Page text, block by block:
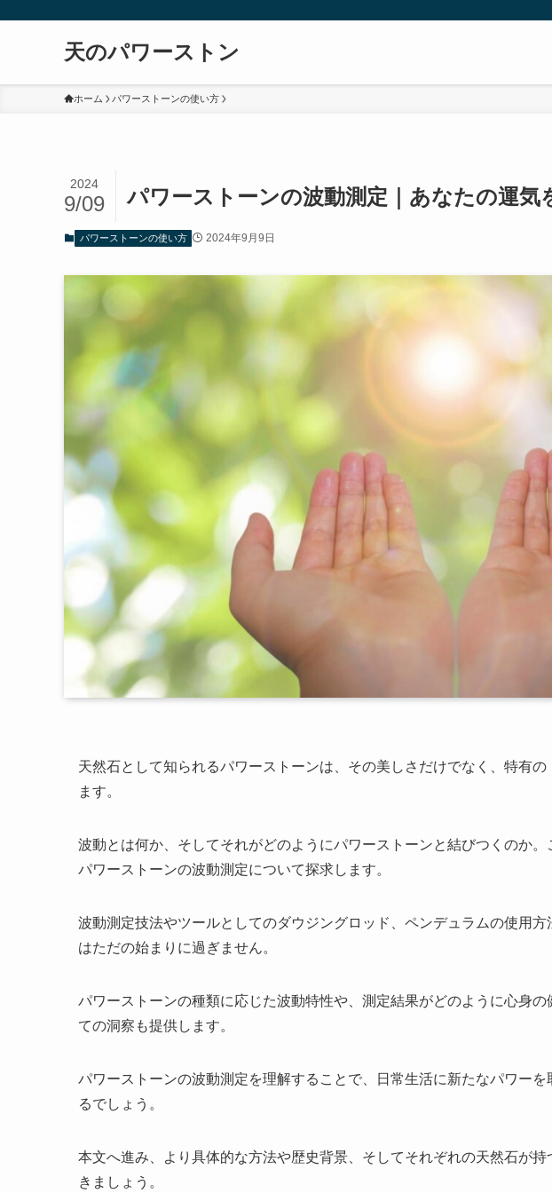
天のパワーストン
ホーム パワーストーンの使い方
パワーストーンの波動測定｜あなたの運気
2024
9/09
パワーストーンの使い方 2024年9月9日
天然石として知られるパワーストーンは、その美しさだけでなく、特有
ます。
波動とは何か、そしてそれがどのようにパワーストーンと結びつくのか
パワーストーンの波動測定について探求します。
波動測定技法やツールとしてのダウジングロッド、ペンデュラムの使用
はただの始まりに過ぎません。
パワーストーンの種類に応じた波動特性や、測定結果がどのように心身
ての洞察も提供します。
パワーストーンの波動測定を理解することで、日常生活に新たなパワー
るでしょう。
本文へ進み、より具体的な方法や歴史背景、そしてそれぞれの天然石が
きましょう。